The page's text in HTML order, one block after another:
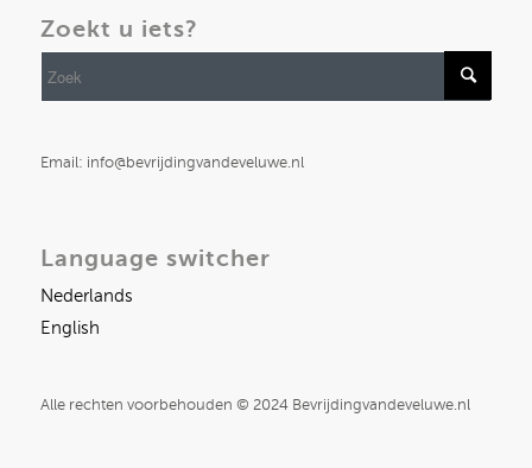
Zoekt u iets?
Email: info@bevrijdingvandeveluwe.nl
Language switcher
Nederlands
English
Alle rechten voorbehouden © 2024 Bevrijdingvandeveluwe.nl